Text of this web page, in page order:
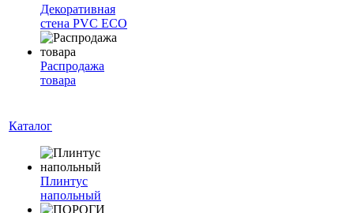
Декоративная
стена PVC ECO
Распродажа
товара
Каталог
Плинтус
напольный